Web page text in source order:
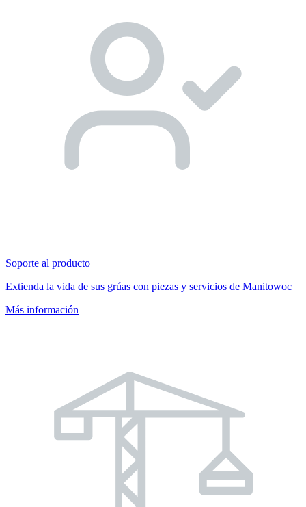
Soporte al producto
Extienda la vida de sus grúas con piezas y servicios de Manitowoc
Más información